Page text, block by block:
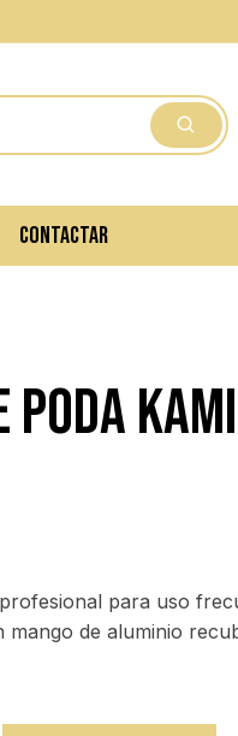
CONTACTAR
para uso
mango de aluminio